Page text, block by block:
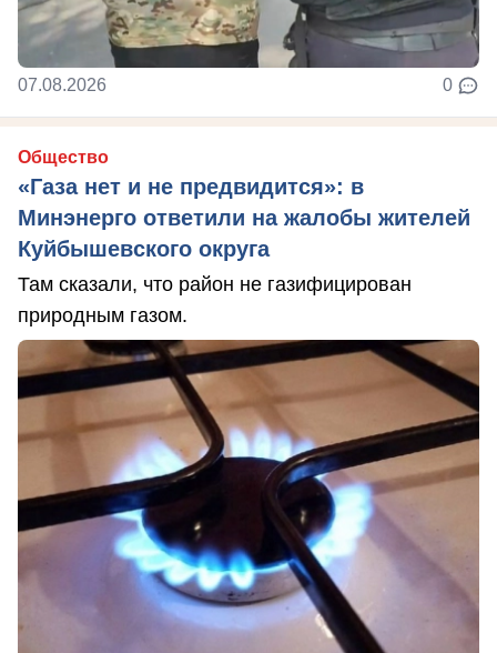
07.08.2026 0
Общество
«Газа нет и не предвидится»: в
Минэнерго ответили на жалобы жителей
Куйбышевского округа
Там сказали, что район не газифицирован
природным газом.